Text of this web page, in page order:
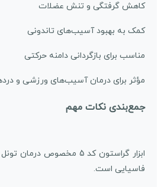
کاهش گرفتگی و تنش عضلات
کمک به بهبود آسیب‌های تاندونی
مناسب برای بازگردانی دامنه حرکتی
مؤثر برای درمان آسیب‌های ورزشی و
جمع‌بندی نکات مهم
ابزار گراستون کد 5 مخصوص
فاسیایی است.